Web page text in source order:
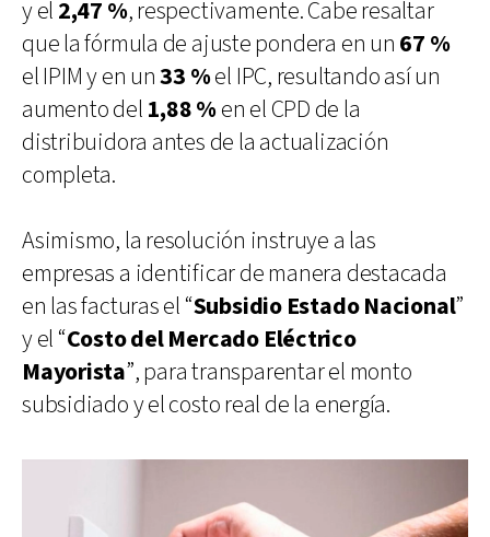
y el 2,47 %, respectivamente. Cabe resaltar
que la fórmula de ajuste pondera en un 67 %
el IPIM y en un33 %el IPC, resultando así un
aumento del 1,88 %en el CPD de la
distribuidora antes de la actualización
completa.
Asimismo, la resolución instruye a las
empresas a identificar de manera destacada
en las facturas el “Subsidio Estado Nacional”
y el “Costo del Mercado Eléctrico
Mayorista”, para transparentar el monto
subsidiado y el costo real de la energía.